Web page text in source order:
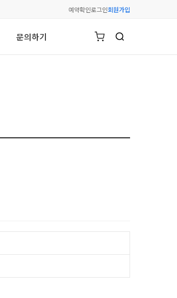
예약확인로그인회원가입
문의하기